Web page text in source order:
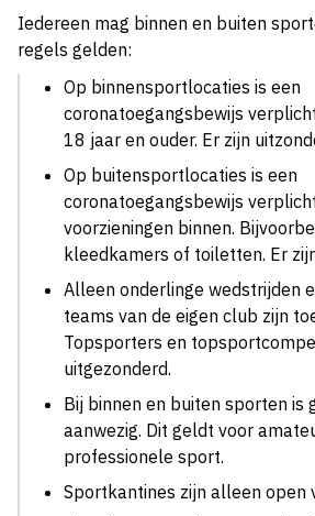
Iedereen mag binnen en buiten
regels gelden:
Op binnensportlocaties is een
coronatoegangsbewijs
18 jaar en ouder. Er zijn
Op buitensportlocaties is een
coronatoegangsbewijs
voorzieningen binnen.
kleedkamers of toiletten. Er
Alleen onderlinge wedstrijden
teams van de eigen club zijn
Topsporters en
uitgezonderd.
Bij binnen en buiten sporten is
aanwezig. Dit geldt voor
professionele sport.
Sportkantines zijn alleen open